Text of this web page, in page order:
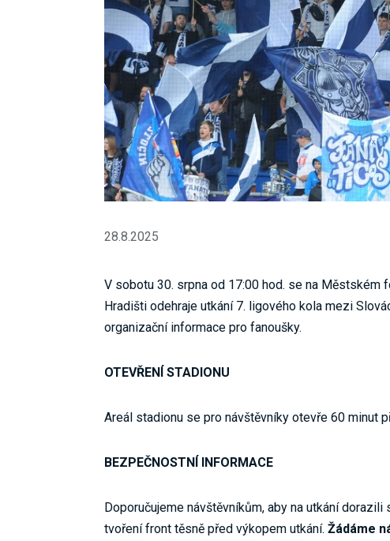
28.8.2025
V sobotu 30. srpna od 17:00 hod. se na
Hradišti odehraje utkání 7. ligového kola mezi
organizační informace pro fanoušky.
OTEVŘENÍ STADIONU
Areál stadionu se pro návštěvníky otevře 60 minut
BEZPEČNOSTNÍ INFORMACE
Doporučujeme návštěvníkům, aby na utkání
tvoření front těsně před výkopem utkání. Žádáme